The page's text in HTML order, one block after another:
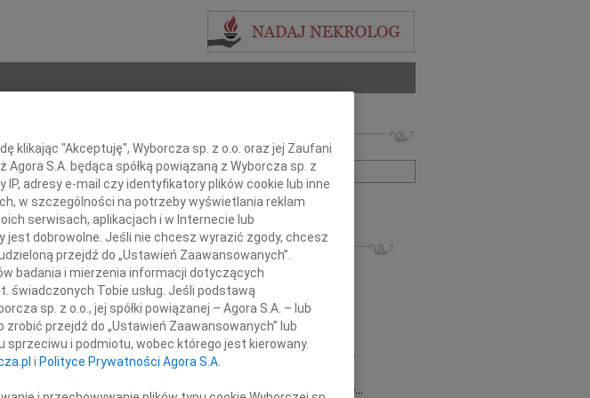
Imię i nazwisko lub numer ogłoszenia:
+ szukanie zaawansowane
INNE NEKROLOGI
06.08.2026Gdańsk
Drogi Piotrze Koleżanki i Koledzy z firmy...
05.08.2026Gdańsk
Nasze Koleżance Renacie Sęk w trudnych...
04.08.2026
Gdańsk
Panu Piotrowi Widzowi Radnemu Sejmiku...
Zofia Mazurek
Naszej Koleżance Beacie Rumińskiej wyrazy...
klikając "Akceptuję", Wyborcza sp. z o.o. oraz jej Zaufani
S.A. będąca spółką powiązaną z Wyborcza sp. z
adresy e-mail czy identyfikatory plików cookie lub inne
w szczególności na potrzeby wyświetlania reklam
serwisach, aplikacjach i w Internecie lub
dobrowolne. Jeśli nie chcesz wyrazić zgody, chcesz
przejdź do „Ustawień Zaawansowanych”.
badania i mierzenia informacji dotyczących
świadczonych Tobie usług. Jeśli podstawą
sp. z o.o., jej spółki powiązanej – Agora S.A. – lub
przejdź do „Ustawień Zaawansowanych” lub
i podmiotu, wobec którego jest kierowany.
i Polityce Prywatności Agora S.A.